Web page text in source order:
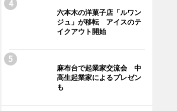
六本木の洋菓子店「ルワン
ジュ」が移転 アイスのテ
イクアウト開始
麻布台で起業家交流会 中
高生起業家によるプレゼン
も